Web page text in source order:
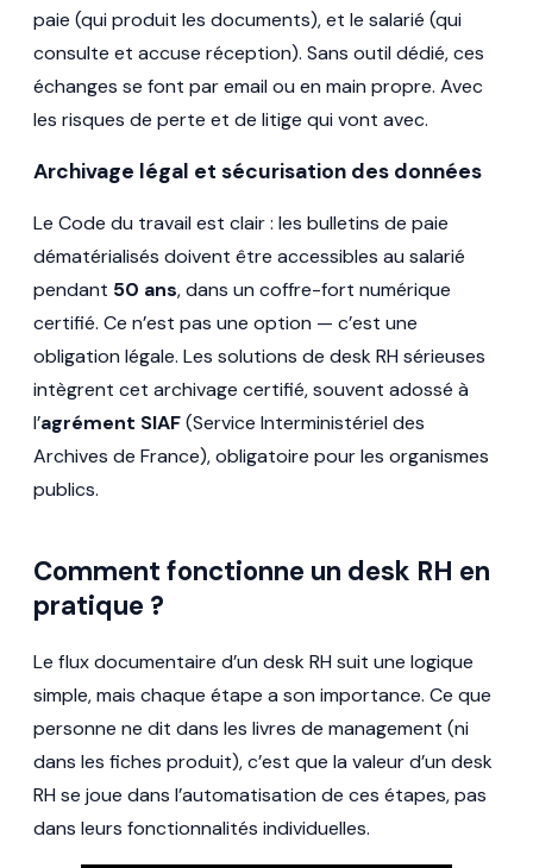
paie (qui produit les documents), et le salarié (qui
consulte et accuse réception). Sans outil dédié, ces
échanges se font par email ou en main propre. Avec
les risques de perte et de litige qui vont avec.
Archivage légal et sécurisation des données
Le Code du travail est clair : les bulletins de paie
dématérialisés doivent être accessibles au salarié
pendant 50 ans, dans un coffre-fort numérique
certifié. Ce n’est pas une option — c’est une
obligation légale. Les solutions de desk RH sérieuses
intègrent cet archivage certifié, souvent adossé à
l’agrément SIAF(Service Interministériel des
Archives de France), obligatoire pour les organismes
publics.
Comment fonctionne un desk RH en
pratique ?
Le flux documentaire d’un desk RH suit une logique
simple, mais chaque étape a son importance. Ce que
personne ne dit dans les livres de management (ni
dans les fiches produit), c’est que la valeur d’un desk
RH se joue dans l’automatisation de ces étapes, pas
dans leurs fonctionnalités individuelles.